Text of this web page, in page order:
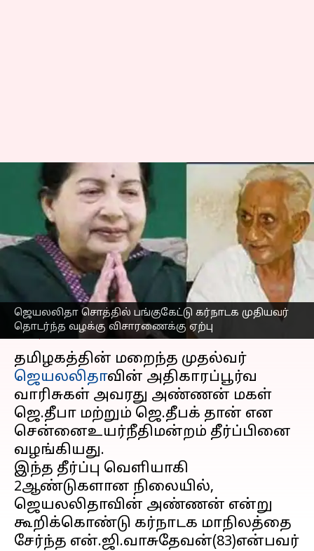
ஜெயலலிதா சொத்தில் பங்குகேட்டு கர்நாடக முதியவர்
தொடர்ந்த வழக்கு விசாரணைக்கு ஏற்பு
ஜெயலலிதா சொத்தில்
பங்குகேட்டு கர்நாடக
முதியவர் தொடர்ந்த
வழக்கு விசாரணைக்கு
ஏற்பு
Nivetha P Mar 31, 2023 12:50 pm
செய்தி முன்னோட்டம்
தமிழகத்தின் மறைந்த முதல்வர்
ஜெயலலிதாவின் அதிகாரப்பூர்வ
வாரிசுகள் அவரது அண்ணன் மகள்
ஜெ.தீபா மற்றும் ஜெ.தீபக் தான் என
சென்னைஉயர்நீதிமன்றம் தீர்ப்பினை
வழங்கியது.
இந்த தீர்ப்பு வெளியாகி
2ஆண்டுகளான நிலையில்,
ஜெயலலிதாவின் அண்ணன் என்று
கூறிக்கொண்டு கர்நாடக மாநிலத்தை
சேர்ந்த என்.ஜி.வாசுதேவன்(83)என்பவர்